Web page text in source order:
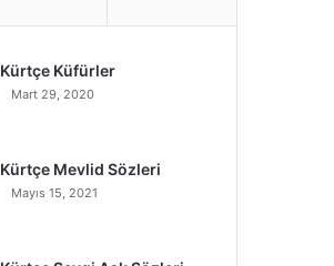
Kürtçe Küfürler
Mart 29, 2020
Kürtçe Mevlid Sözleri
Mayıs 15, 2021